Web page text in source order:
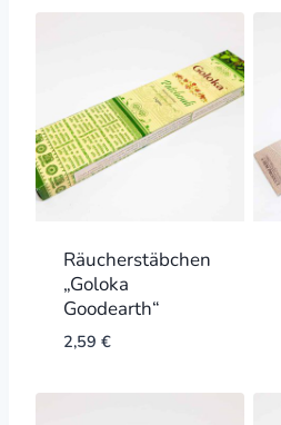
Räucherstäbchen
„Goloka
Goodearth“
2,59 €